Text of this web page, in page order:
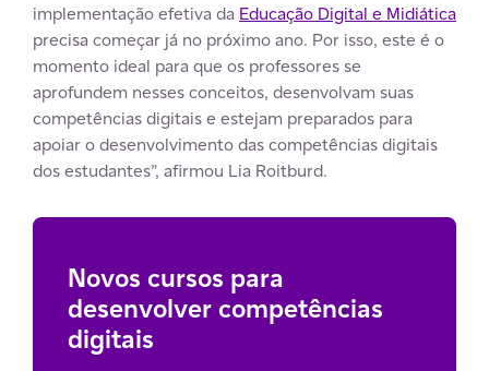
implementação efetiva da Educação Digital e Midiática
precisa começar já no próximo ano. Por isso, este é o
momento ideal para que os professores se
aprofundem nesses conceitos, desenvolvam suas
competências digitais e estejam preparados para
apoiar o desenvolvimento das competências digitais
dos estudantes”, afirmou Lia Roitburd.
Novos cursos para
desenvolver competências
digitais